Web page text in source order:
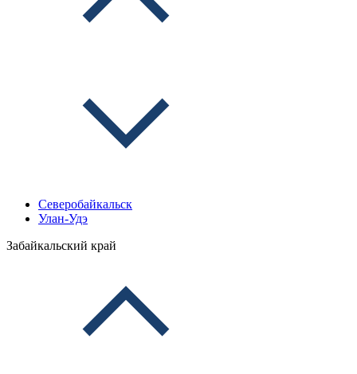
Северобайкальск
Улан-Удэ
Забайкальский край